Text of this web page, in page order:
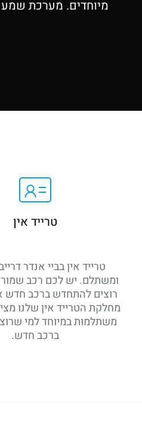
טרייד אין
טרייד אין בביי אנדר
ומשתלם. יש לכם רכב
רוצים להתחדש ברכב חדש
מחלקת הטרייד אין שלנו
משתלמות במיוחד למי
ברכב חדש.